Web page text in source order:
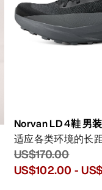
Norvan LD 4鞋 男装
适应各类环境的长
US$170.00
US$102.00 -